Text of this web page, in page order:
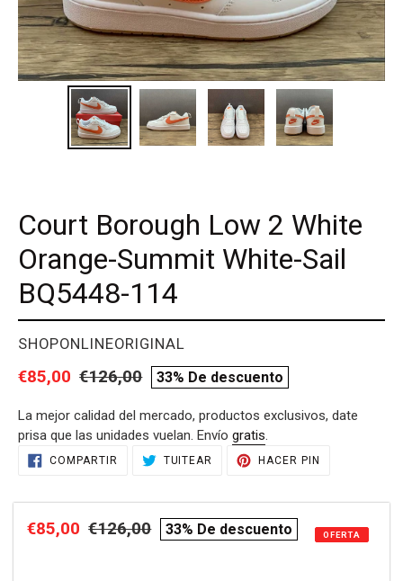
Court Borough Low 2 White
Orange-Summit White-Sail
BQ5448-114
PROVEEDOR
SHOPONLINEORIGINAL
Precio
venta
€85,00 Precio
€126,00
compare
33% De descuento
La mejor calidad del mercado, productos exclusivos, date
prisa que las unidades vuelan. Envío gratis.
Agregando
tu
COMPARTIR COMPARTIRTUITEAR TUITEARHACER PIN
Precio
€85,00 Precio
€126,00
compare
33% De descuento OFERTA